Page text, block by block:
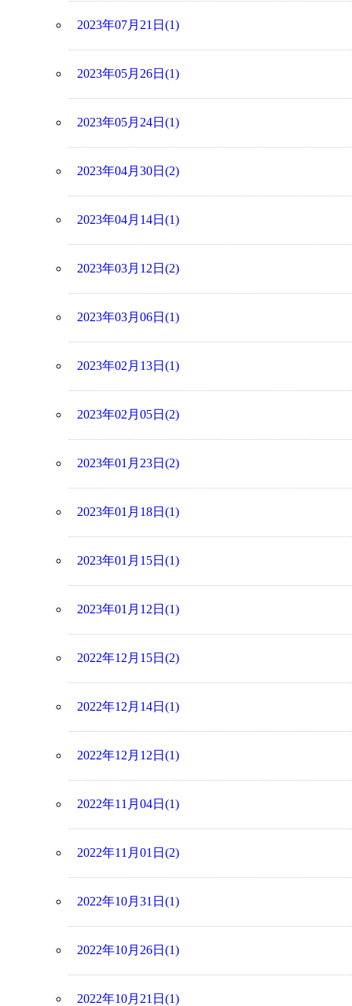
2023年07月21日(1)
2023年05月26日(1)
2023年05月24日(1)
2023年04月30日(2)
2023年04月14日(1)
2023年03月12日(2)
2023年03月06日(1)
2023年02月13日(1)
2023年02月05日(2)
2023年01月23日(2)
2023年01月18日(1)
2023年01月15日(1)
2023年01月12日(1)
2022年12月15日(2)
2022年12月14日(1)
2022年12月12日(1)
2022年11月04日(1)
2022年11月01日(2)
2022年10月31日(1)
2022年10月26日(1)
2022年10月21日(1)